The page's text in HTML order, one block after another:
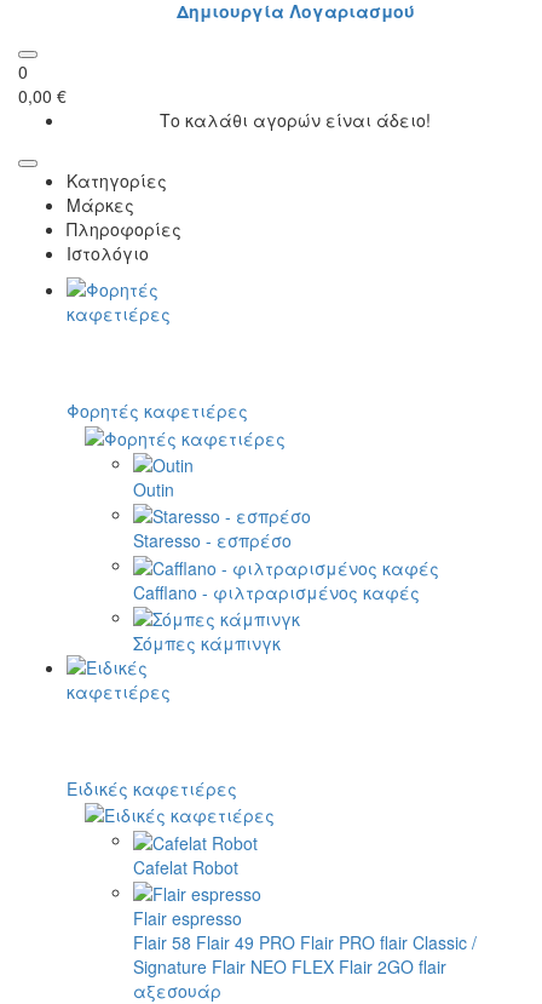
Δημιουργία Λογαριασμού
0
0,00 €
Το καλάθι αγορών είναι άδειο!
Κατηγορίες
Μάρκες
Πληροφορίες
Ιστολόγιο
Φορητές καφετιέρες
Outin
Staresso - εσπρέσο
Cafflano - φιλτραρισμένος καφές
Σόμπες κάμπινγκ
Ειδικές καφετιέρες
Cafelat Robot
Flair espresso
Flair 58 Flair 49 PRO Flair PRO flair Classic /
Signature Flair NEO FLEX Flair 2GO flair
αξεσουάρ